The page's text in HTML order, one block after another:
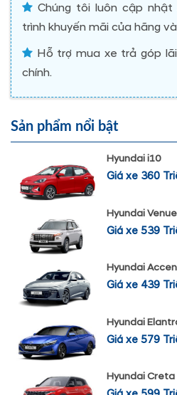
Chúng tôi luôn cập
trình khuyến mãi của hãng
Hỗ trợ mua xe trả góp
chính.
Sản phẩm nổi bật
Hyundai i10
Giá xe 360
Hyundai Venue
Giá xe 539
Hyundai
Giá xe 439
Hyundai
Giá xe 579
Hyundai Creta